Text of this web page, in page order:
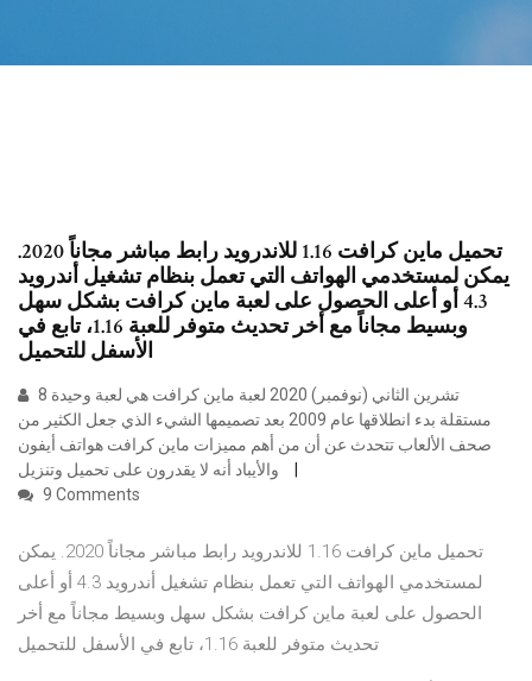
تحميل ماين كرافت 1.16 للاندرويد رابط مباشر مجاناً 2020.
يمكن لمستخدمي الهواتف التي تعمل بنظام تشغيل أندرويد
4.3 أو أعلى الحصول على لعبة ماين كرافت بشكل سهل
وبسيط مجاناً مع أخر تحديث متوفر للعبة 1.16، تابع في
الأسفل للتحميل
8 تشرين الثاني (نوفمبر) 2020 لعبة ماين كرافت هي لعبة وحيدة
مستقلة بدء انطلاقها عام 2009 بعد تصميمها الشيء الذي جعل الكثير من
صحف الألعاب تتحدث عن أن من أهم مميزات ماين كرافت هواتف أيفون
9 Comments
تحميل ماين كرافت 1.16 للاندرويد رابط مباشر مجاناً 2020. يمكن
لمستخدمي الهواتف التي تعمل بنظام تشغيل أندرويد 4.3 أو أعلى
الحصول على لعبة ماين كرافت بشكل سهل وبسيط مجاناً مع أخر
تحديث متوفر للعبة 1.16، تابع في الأسفل للتحميل